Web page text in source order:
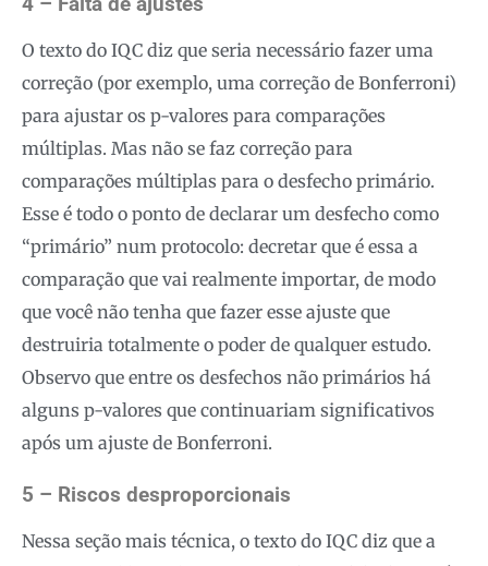
O texto do IQC diz que seria necessário fazer uma
correção (por exemplo, uma correção de Bonferroni)
para ajustar os p-valores para comparações
múltiplas. Mas não se faz correção para
comparações múltiplas para o desfecho primário.
Esse é todo o ponto de declarar um desfecho como
“primário” num protocolo: decretar que é essa a
comparação que vai realmente importar, de modo
que você não tenha que fazer esse ajuste que
destruiria totalmente o poder de qualquer estudo.
Observo que entre os desfechos não primários há
alguns p-valores que continuariam significativos
após um ajuste de Bonferroni.
5 – Riscos desproporcionais
Nessa seção mais técnica, o texto do IQC diz que a